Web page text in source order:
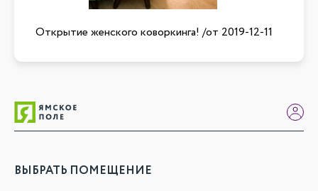
Открытие женского коворкинга! /от 2019-12-11
ВЫБРАТЬ ПОМЕЩЕНИЕ